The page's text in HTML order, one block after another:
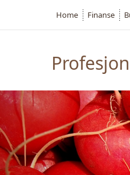
Home Finanse